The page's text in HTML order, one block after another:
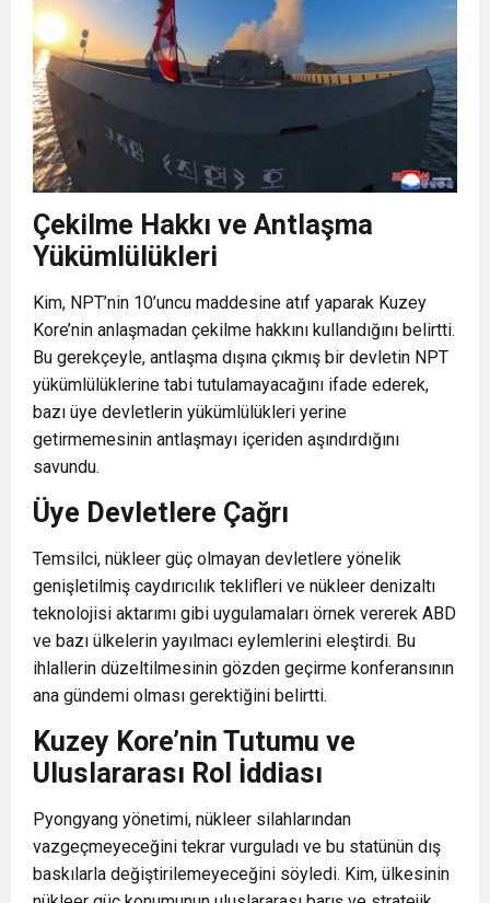
Çekilme Hakkı ve Antlaşma
Yükümlülükleri
Kim, NPT’nin 10’uncu maddesine atıf yaparak Kuzey
Kore’nin anlaşmadan çekilme hakkını kullandığını belirtti.
Bu gerekçeyle, antlaşma dışına çıkmış bir devletin NPT
yükümlülüklerine tabi tutulamayacağını ifade ederek,
bazı üye devletlerin yükümlülükleri yerine
getirmemesinin antlaşmayı içeriden aşındırdığını
savundu.
Üye Devletlere Çağrı
Temsilci, nükleer güç olmayan devletlere yönelik
genişletilmiş caydırıcılık teklifleri ve nükleer denizaltı
teknolojisi aktarımı gibi uygulamaları örnek vererek ABD
ve bazı ülkelerin yayılmacı eylemlerini eleştirdi. Bu
ihlallerin düzeltilmesinin gözden geçirme konferansının
ana gündemi olması gerektiğini belirtti.
Kuzey Kore’nin Tutumu ve
Uluslararası Rol İddiası
Pyongyang yönetimi, nükleer silahlarından
vazgeçmeyeceğini tekrar vurguladı ve bu statünün dış
baskılarla değiştirilemeyeceğini söyledi. Kim, ülkesinin